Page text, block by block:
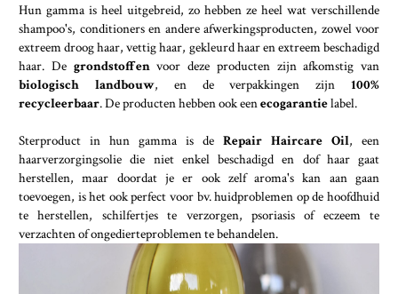
Hun gamma is heel uitgebreid, zo hebben ze heel wat verschillende
shampoo's, conditioners en andere afwerkingsproducten, zowel voor
extreem droog haar, vettig haar, gekleurd haar en extreem beschadigd
haar. De grondstoffenvoor deze producten zijn afkomstig van
biologisch landbouw, en de verpakkingen zijn100%
recycleerbaar. De producten hebben ook eenecogarantielabel.
Sterproduct in hun gamma is de Repair Haircare Oil, een
haarverzorgingsolie die niet enkel beschadigd en dof haar gaat
herstellen, maar doordat je er ook zelf aroma's kan aan gaan
toevoegen, is het ook perfect voor bv. huidproblemen op de hoofdhuid
te herstellen, schilfertjes te verzorgen, psoriasis of eczeem te
verzachten of ongedierteproblemen te behandelen.